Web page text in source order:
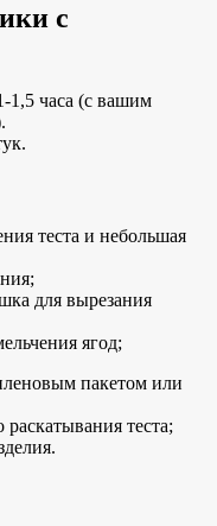
с
1,5 часа (с вашим
теста и небольшая
для вырезания
ягод;
пакетом или
раскатывания теста;